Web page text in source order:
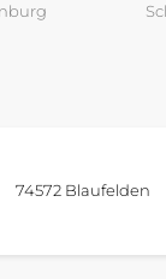
74572 Blaufelden